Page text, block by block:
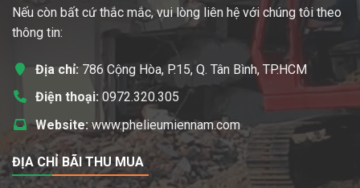
Nếu còn bất cứ thắc mắc, vui lòng liên hệ với chúng tôi theo
thông tin:
Địa chỉ: 786 Cộng Hòa, P.15, Q. Tân Bình, TP.HCM
Điện thoại: 0972.320.305
Website: www.phelieumiennam.com
ĐỊA CHỈ BÃI THU MUA